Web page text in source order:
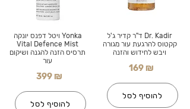
Yonka ויטל דפנס יונקה
Vital Defence Mist
תרסיס הזנה להגנה ושיקום
עור
399 ₪
להוסיף לסל
Dr. Kadir ד"ר קדיר ג'ל
קקטוס להרגעת עור מגורה
ויבש לחידוש והזנה
169 ₪
להוסיף לסל